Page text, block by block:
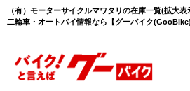
（有）モーターサイクルマワタリの在庫一覧(拡大表
二輪車・オートバイ情報なら【グーバイク(GooBike)